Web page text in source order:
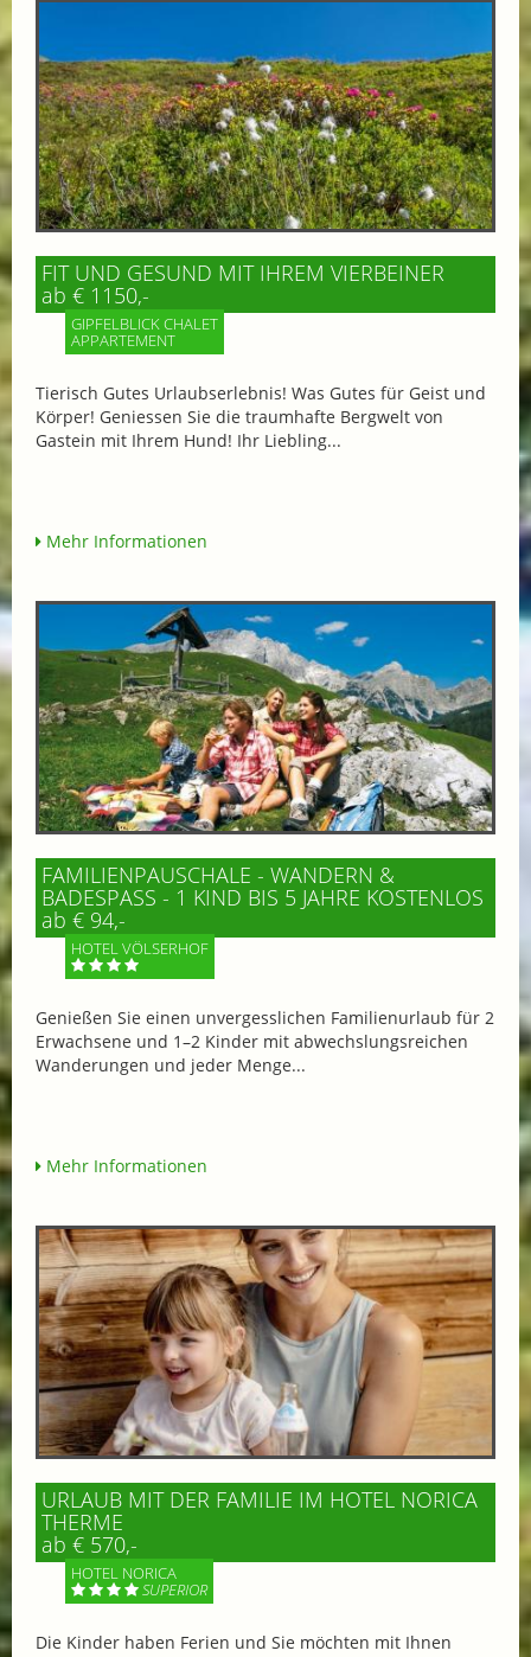
FIT UND GESUND MIT IHREM VIERBEINER
ab € 1150,-
GIPFELBLICK CHALET
APPARTEMENT
Tierisch Gutes Urlaubserlebnis! Was Gutes für Geist und
Körper! Geniessen Sie die traumhafte Bergwelt von
Gastein mit Ihrem Hund! Ihr Liebling...
Mehr Informationen
FAMILIENPAUSCHALE - WANDERN &
BADESPASS - 1 KIND BIS 5 JAHRE KOSTENLOS
ab € 94,-
HOTEL VÖLSERHOF
Genießen Sie einen unvergesslichen Familienurlaub für 2
Erwachsene und 1–2 Kinder mit abwechslungsreichen
Wanderungen und jeder Menge...
Mehr Informationen
URLAUB MIT DER FAMILIE IM HOTEL NORICA
THERME
ab € 570,-
HOTEL NORICA
SUPERIOR
Die Kinder haben Ferien und Sie möchten mit Ihnen